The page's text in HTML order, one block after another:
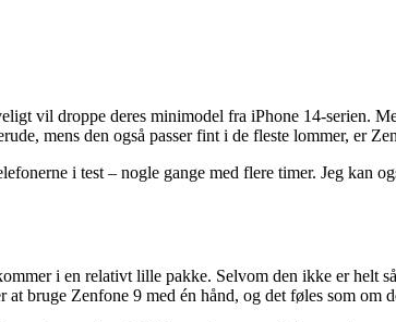
vil droppe deres minimodel fra iPhone 14-serien.
mens den også passer fint i de fleste lommer, er
i test – nogle gange med flere timer. Jeg
i en relativt lille pakke. Selvom den ikke er helt
bruge Zenfone 9 med én hånd, og det føles som om